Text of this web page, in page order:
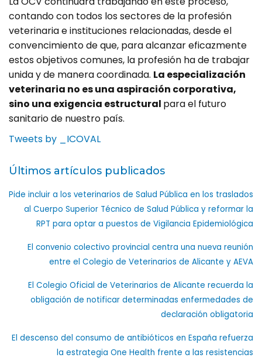
contando con todos los sectores de la profesión
veterinaria e instituciones relacionadas, desde el
convencimiento de que, para alcanzar eficazmente
estos objetivos comunes, la profesión ha de trabajar
unida y de manera coordinada. La especialización
veterinaria no es una aspiración corporativa,
sino una exigencia estructural para el futuro
sanitario de nuestro país.
Tweets by _ICOVAL
Últimos artículos publicados
Pide incluir a los veterinarios de Salud Pública en los traslados
al Cuerpo Superior Técnico de Salud Pública y reformar la
RPT para optar a puestos de Vigilancia Epidemiológica
El convenio colectivo provincial centra una nueva reunión
entre el Colegio de Veterinarios de Alicante y AEVA
El Colegio Oficial de Veterinarios de Alicante recuerda la
obligación de notificar determinadas enfermedades de
declaración obligatoria
El descenso del consumo de antibióticos en España refuerza
la estrategia One Health frente a las resistencias